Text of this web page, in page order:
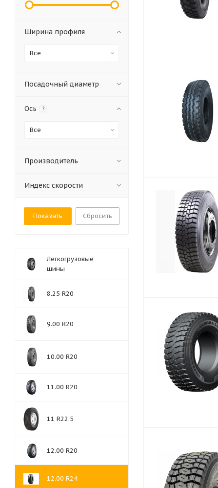
Ширина профиля
Все
Посадочный диаметр
Ось ?
Все
Производитель
Индекс скорости
Сбросить
Легкогрузовые
шины
8.25 R20
9.00 R20
10.00 R20
11.00 R20
11 R22.5
12.00 R20
12.00 R24